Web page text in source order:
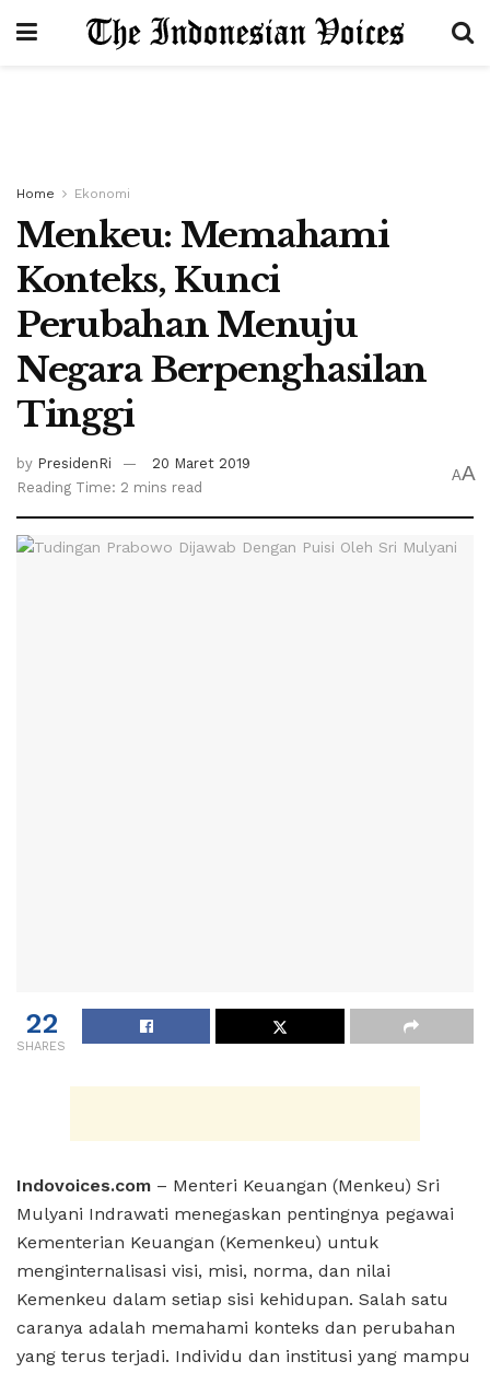
Home Ekonomi
Menkeu: Memahami
Konteks, Kunci
Perubahan Menuju
Negara Berpenghasilan
Tinggi
by PresidenRi
20 Maret 2019
Reading Time: 2 mins read
AA
22
SHARES
Indovoices.com – Menteri Keuangan (Menkeu) Sri
Mulyani Indrawati menegaskan pentingnya pegawai
Kementerian Keuangan (Kemenkeu) untuk
menginternalisasi visi, misi, norma, dan nilai
Kemenkeu dalam setiap sisi kehidupan. Salah satu
caranya adalah memahami konteks dan perubahan
yang terus terjadi. Individu dan institusi yang mampu